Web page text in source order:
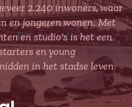
2.240 inwoners, waar
en jongeren wonen. Met
en studio's is het een
en young
in het stadse leven